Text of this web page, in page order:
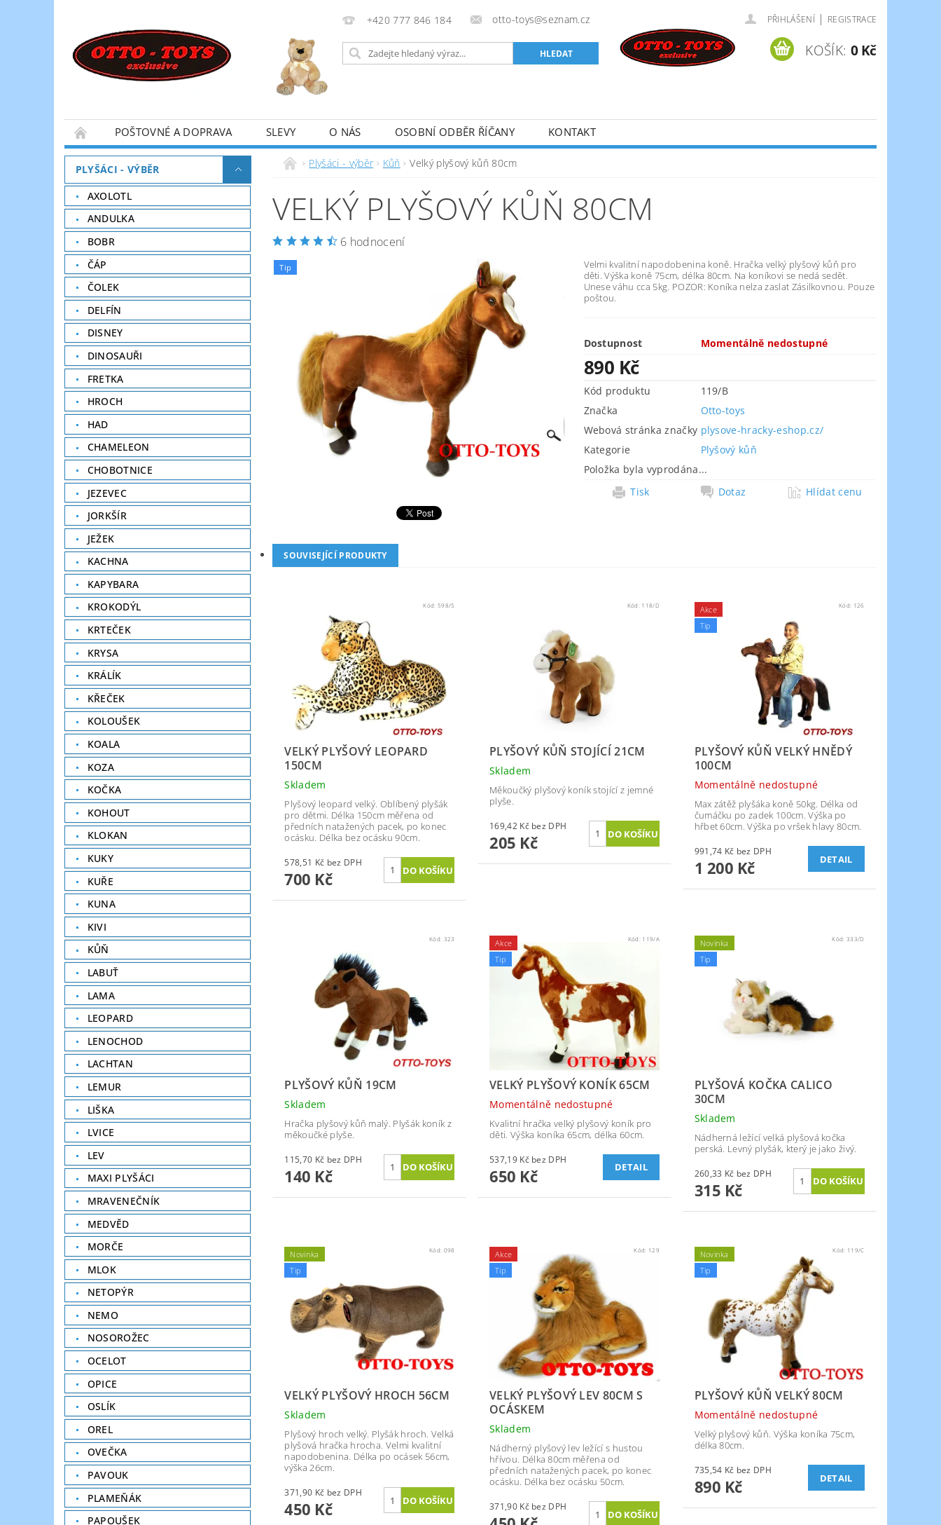
+420 777 846 184 otto-toys@seznam.cz PŘIHLÁŠENÍ | REGISTRACE
KOŠÍK: 0 Kč
POŠTOVNÉ A DOPRAVA SLEVY O NÁS OSOBNÍ ODBĚR ŘÍČANY KONTAKT
PLYŠÁCI - VÝBĚR
AXOLOTL
ANDULKA
BOBR
ČÁP
ČOLEK
DELFÍN
DISNEY
DINOSAUŘI
FRETKA
HROCH
HAD
CHAMELEON
CHOBOTNICE
JEZEVEC
JORKŠÍR
JEŽEK
KACHNA
KAPYBARA
KROKODÝL
KRTEČEK
KRYSA
KRÁLÍK
KŘEČEK
KOLOUŠEK
KOALA
KOZA
KOČKA
KOHOUT
KLOKAN
KUKY
KUŘE
KUNA
KIVI
KŮŇ
LABUŤ
LAMA
LEOPARD
LENOCHOD
LACHTAN
LEMUR
LIŠKA
LVICE
LEV
MAXI PLYŠÁCI
MRAVENEČNÍK
MEDVĚD
MORČE
MLOK
NETOPÝR
NEMO
NOSOROŽEC
OCELOT
OPICE
OSLÍK
OREL
OVEČKA
PAVOUK
PLAMEŇÁK
PAPOUŠEK
Plyšáci - výběr Kůň Velký plyšový kůň 80cm
VELKÝ PLYŠOVÝ KŮŇ 80CM
6 hodnocení
Tip
Velmi kvalitní napodobenina koně. Hračka velký plyšový kůň pro
děti. Výška koně 75cm, délka 80cm. Na koníkovi se nedá sedět.
Unese váhu cca 5kg. POZOR: Koníka nelza zaslat Zásilkovnou. Pouze
poštou.
Dostupnost Momentálně nedostupné
890 Kč
Kód produktu
119/B
Značka
Otto-toys
Webová stránka značky plysove-hracky-eshop.cz/
Kategorie
Plyšový kůň
Položka byla vyprodána...
Tisk
Dotaz Hlídat cenu
SOUVISEJÍCÍ PRODUKTY
Kód: 598/5
VELKÝ PLYŠOVÝ LEOPARD
150CM
Skladem
Plyšový leopard velký. Oblíbený plyšák
pro dětmi. Délka 150cm měřena od
předních natažených pacek, po konec
ocásku. Délka bez ocásku 90cm.
578,51 Kč bez DPH
700 Kč
Kód: 118/D
PLYŠOVÝ KŮŇ STOJÍCÍ 21CM
Skladem
Měkoučký plyšový koník stojící z jemné
plyše.
169,42 Kč bez DPH
205 Kč
Akce
Tip
Kód: 126
PLYŠOVÝ KŮŇ VELKÝ HNĚDÝ
100CM
Momentálně nedostupné
Max zátěž plyšáka koně 50kg. Délka od
čumáčku po zadek 100cm. Výška po
hřbet 60cm. Výška po vršek hlavy 80cm.
991,74 Kč bez DPH
1 200 Kč DETAIL
Kód: 323
PLYŠOVÝ KŮŇ 19CM
Skladem
Hračka plyšový kůň malý. Plyšák koník z
měkoučké plyše.
115,70 Kč bez DPH
140 Kč
Akce
Tip
Kód: 119/A
VELKÝ PLYŠOVÝ KONÍK 65CM
Momentálně nedostupné
Kvalitní hračka velký plyšový koník pro
děti. Výška koníka 65cm, délka 60cm.
537,19 Kč bez DPH
650 Kč DETAIL
Novinka
Tip
Kód:333/D
PLYŠOVÁ KOČKA CALICO
30CM
Skladem
Nádherná ležící velká plyšová kočka
perská. Levný plyšák, který je jako živý.
260,33 Kč bez DPH
315 Kč
Novinka
Tip
Kód: 098
VELKÝ PLYŠOVÝ HROCH 56CM
Skladem
Plyšový hroch velký. Plyšák hroch. Velká
plyšová hračka hrocha. Velmi kvalitní
napodobenina. Délka po ocásek 56cm,
výška 26cm.
371,90 Kč bez DPH
450 Kč
Akce
Tip
Kód: 129
VELKÝ PLYŠOVÝ LEV 80CM S
OCÁSKEM
Skladem
Nádherný plyšový lev ležící s hustou
hřívou. Délka 80cm měřena od
předních natažených pacek, po konec
ocásku. Délka bez ocásku 50cm.
371,90 Kč bez DPH
Novinka
Tip
Kód: 119/C
PLYŠOVÝ KŮŇ VELKÝ 80CM
Momentálně nedostupné
Velký plyšový kůň. Výška koníka 75cm,
délka 80cm.
735,54 Kč bez DPH
890 Kč DETAIL